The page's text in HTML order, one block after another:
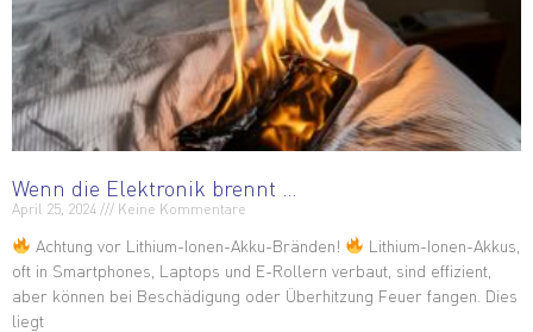
Wenn die Elektronik brennt …
April 25, 2024 Keine Kommentare
Achtung vor Lithium-Ionen-Akku-Bränden!
Lithium-Ionen-Akkus,
oft in Smartphones, Laptops und E-Rollern verbaut, sind effizient,
aber können bei Beschädigung oder Überhitzung Feuer fangen. Dies
liegt